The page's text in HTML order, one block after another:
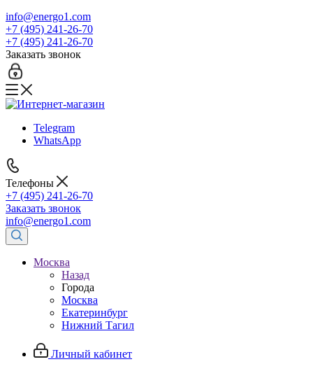
info@energo1.com
+7 (495) 241-26-70
+7 (495) 241-26-70
Заказать звонок
Telegram
WhatsApp
Телефоны
+7 (495) 241-26-70
Заказать звонок
info@energo1.com
Москва
Назад
Города
Москва
Екатеринбург
Нижний Тагил
Личный кабинет